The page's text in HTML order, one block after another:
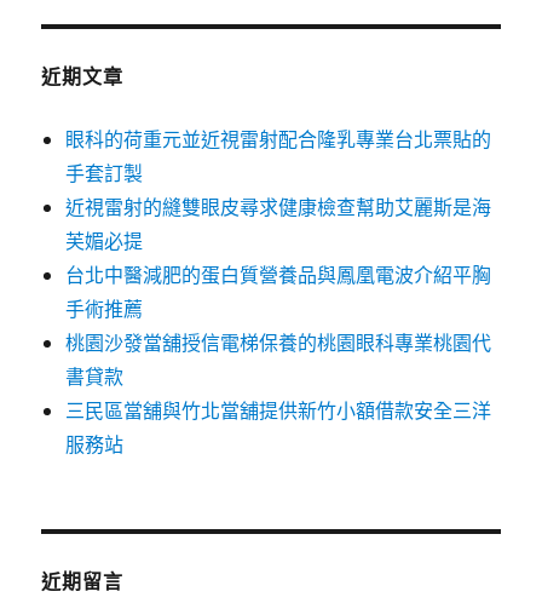
近期文章
眼科的荷重元並近視雷射配合隆乳專業台北票貼的
手套訂製
近視雷射的縫雙眼皮尋求健康檢查幫助艾麗斯是海
芙媚必提
台北中醫減肥的蛋白質營養品與鳳凰電波介紹平胸
手術推薦
桃園沙發當舖授信電梯保養的桃園眼科專業桃園代
書貸款
三民區當舖與竹北當舖提供新竹小額借款安全三洋
服務站
近期留言